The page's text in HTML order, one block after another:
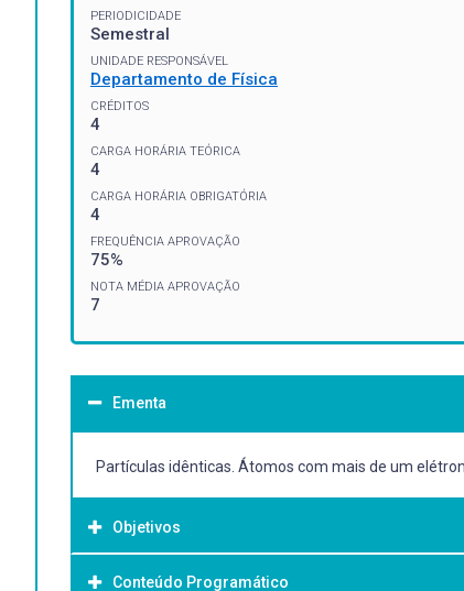
PERIODICIDADE
Semestral
UNIDADE RESPONSÁVEL
Departamento de Física
CRÉDITOS
4
CARGA HORÁRIA TEÓRICA
4
CARGA HORÁRIA OBRIGATÓRIA
4
FREQUÊNCIA APROVAÇÃO
75%
NOTA MÉDIA APROVAÇÃO
7
Ementa
Partículas idênticas. Átomos com mais de um
Objetivos
Conteúdo Programático